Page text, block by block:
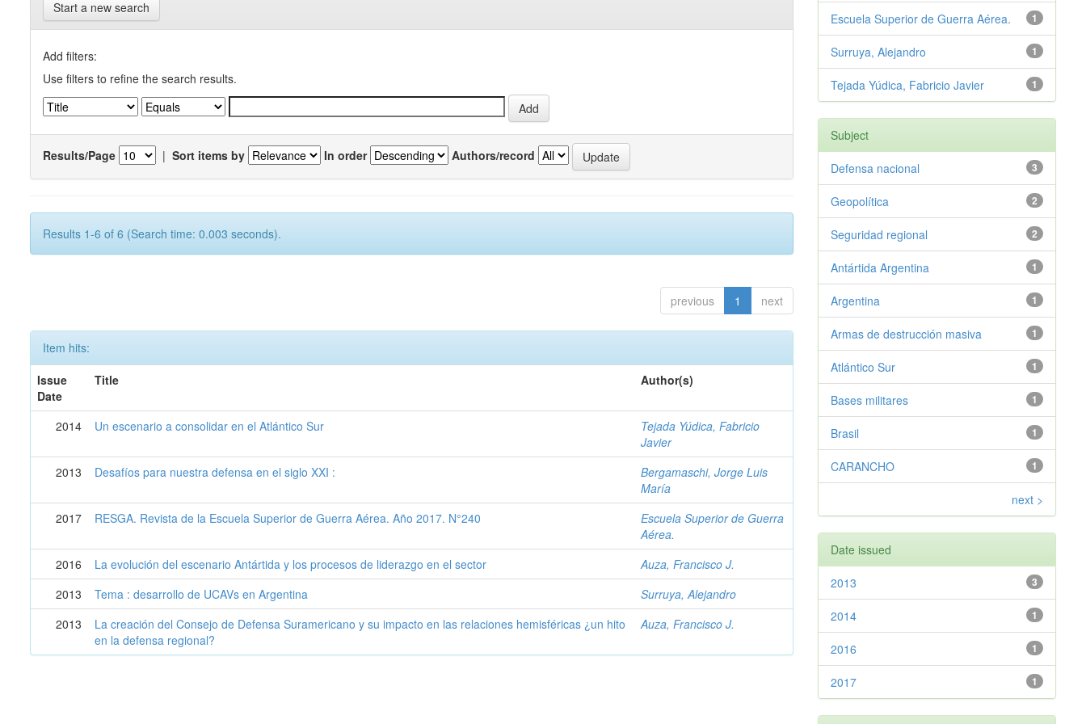
Start a new search
Add filters:
Use filters to refine the search results.
Results/Page | Sort items by In order Authors/record
Results 1-6 of 6 (Search time: 0.003 seconds).
previous 1 next
Item hits:
Issue
Date
Title Author(s)
2014 Un escenario a consolidar en el Atlántico Sur
Tejada Yúdica, Fabricio
Javier
2013
Desafíos para nuestra defensa en el siglo XXI :
Bergamaschi, Jorge Luis
María
2017
RESGA. Revista de la Escuela Superior de Guerra Aérea. Año 2017. N°240
Escuela Superior de Guerra
Aérea.
2016
La evolución del escenario Antártida y los procesos de liderazgo en el sector
Auza, Francisco J.
2013
Tema : desarrollo de UCAVs en Argentina
Surruya, Alejandro
2013
La creación del Consejo de Defensa Suramericano y su impacto en las relaciones hemisféricas ¿un hito
en la defensa regional?
Auza, Francisco J.
1
Escuela Superior de Guerra Aérea.
1
Surruya, Alejandro
1
Tejada Yúdica, Fabricio Javier
Subject
3
Defensa nacional
2
Geopolítica
2
Seguridad regional
1
Antártida Argentina
1
Argentina
1
Armas de destrucción masiva
1
Atlántico Sur
1
Bases militares
1
Brasil
1
CARANCHO
next >
Date issued
3
2013
1
2014
1
2016
1
2017